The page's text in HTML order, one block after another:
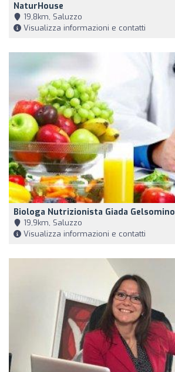
NaturHouse
19,8km, Saluzzo
Visualizza informazioni e contatti
Biologa Nutrizionista Giada Gelsomino
19,9km, Saluzzo
Visualizza informazioni e contatti